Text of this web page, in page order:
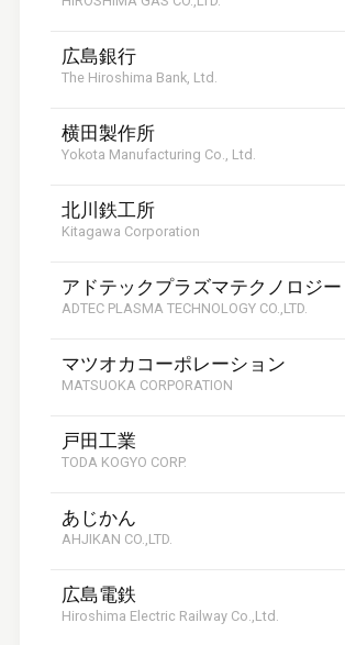
広島銀行
The Hiroshima Bank, Ltd.
横田製作所
Yokota Manufacturing Co., Ltd.
北川鉄工所
Kitagawa Corporation
アドテックプラズマテクノロジー
ADTEC PLASMA TECHNOLOGY CO.,LTD.
マツオカコーポレーション
MATSUOKA CORPORATION
戸田工業
TODA KOGYO CORP.
あじかん
AHJIKAN CO.,LTD.
広島電鉄
Hiroshima Electric Railway Co.,Ltd.